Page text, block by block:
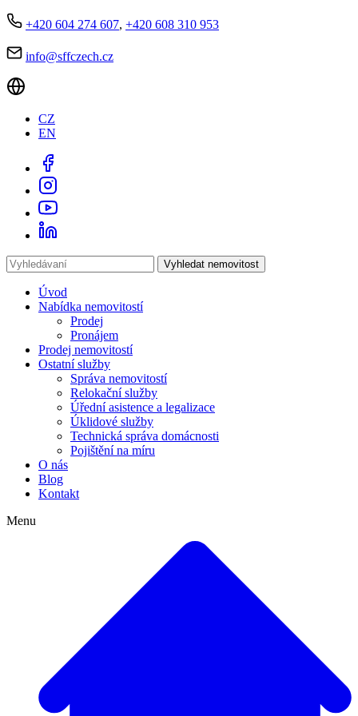
+420 604 274 607, +420 608 310 953
info@sffczech.cz
CZ
EN
Vyhledat nemovitost
Úvod
Nabídka nemovitostí
Prodej
Pronájem
Prodej nemovitostí
Ostatní služby
Správa nemovitostí
Relokační služby
Úřední asistence a legalizace
Úklidové služby
Technická správa domácnosti
Pojištění na míru
O nás
Blog
Kontakt
Menu